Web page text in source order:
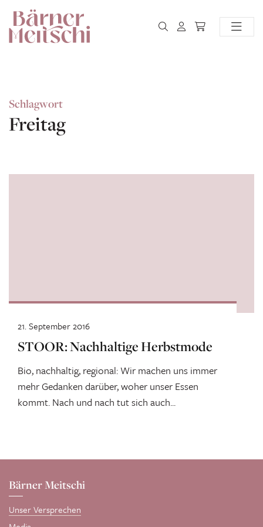
Schlagwort
Freitag
STOOR: Nachhaltige Herbstmode
Bio, nachhaltig, regional: Wir machen uns immer
mehr Gedanken darüber, woher unser Essen
kommt. Nach und nach tut sich auch...
21. September 2016
Bärner Meitschi
Unser Versprechen